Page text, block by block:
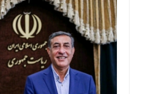
اجتماعی
سیاسی
اقتصادی